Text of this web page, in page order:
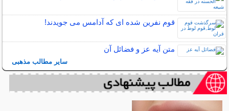
قوم نفرین شده ای که آدامس می جویدند!
متن آیه عز و فضائل آن
سایر مطالب مذهبی